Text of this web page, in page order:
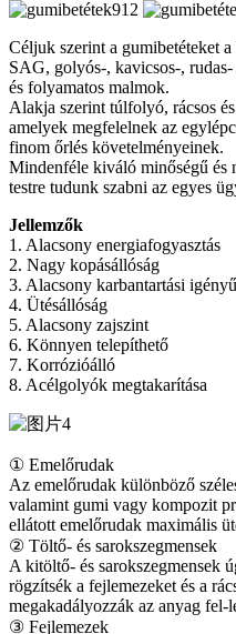
Céljuk szerint a gumibetéteket
SAG, golyós-, kavicsos-,
és folyamatos malmok.
Alakja szerint túlfolyó, rácsos
amelyek megfelelnek az
finom őrlés követelményeinek.
Mindenféle kiváló minőségű és
testre tudunk szabni az egyes
Jellemzők
1. Alacsony energiafogyasztás
2. Nagy kopásállóság
3. Alacsony karbantartási igényű
4. Ütésállóság
5. Alacsony zajszint
6. Könnyen telepíthető
7. Korrózióálló
8. Acélgolyók megtakarítása
① Emelőrudak
Az emelőrudak különböző
valamint gumi vagy kompozit
ellátott emelőrudak maximális
② Töltő- és sarokszegmensek
A kitöltő- és sarokszegmensek
rögzítsék a fejlemezeket és a
megakadályozzák az anyag fel-
③ Fejlemezek